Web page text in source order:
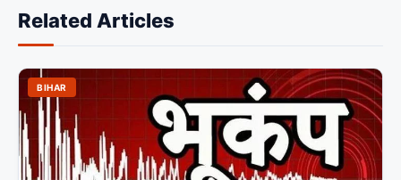
Related Articles
BIHAR